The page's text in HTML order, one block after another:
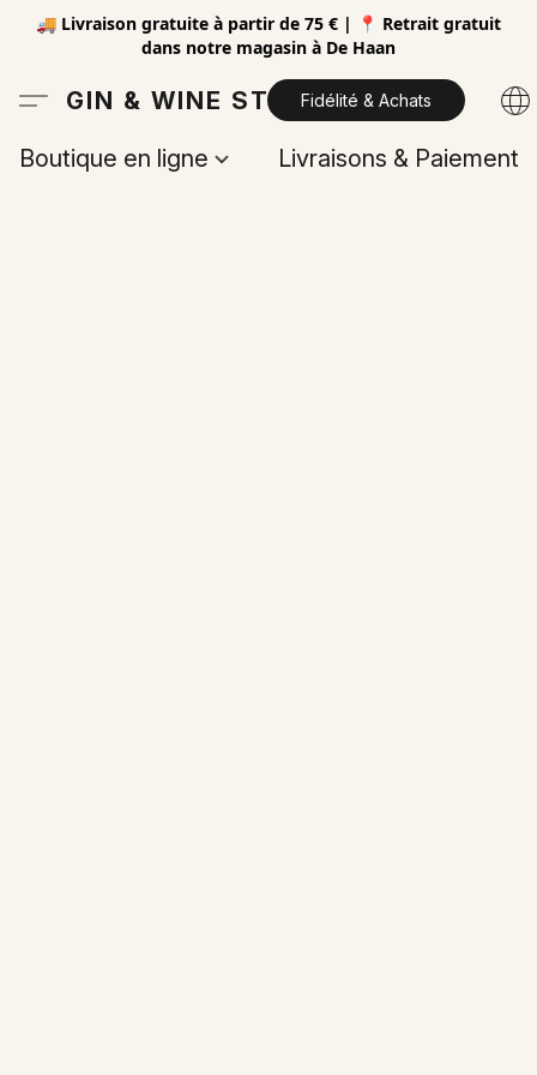
🚚 Livraison gratuite à partir de 75 € | 📍 Retrait gratuit
dans notre magasin à De Haan
GIN & WINE STOREFidélité & Achats
Boutique en ligne Livraisons & Paiements